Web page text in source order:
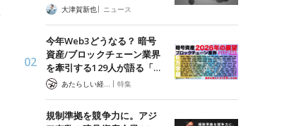
大津賀新也| ニュース
今年Web3どうなる？ 暗号
資産/ブロックチェーン業界
を牽引する129人が語る「…
| 特集
規制準拠を競争力に。アジ